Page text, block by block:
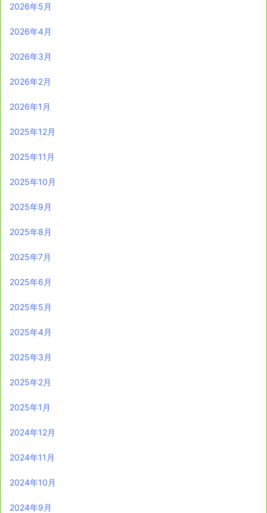
2026年5月
2026年4月
2026年3月
2026年2月
2026年1月
2025年12月
2025年11月
2025年10月
2025年9月
2025年8月
2025年7月
2025年6月
2025年5月
2025年4月
2025年3月
2025年2月
2025年1月
2024年12月
2024年11月
2024年10月
2024年9月